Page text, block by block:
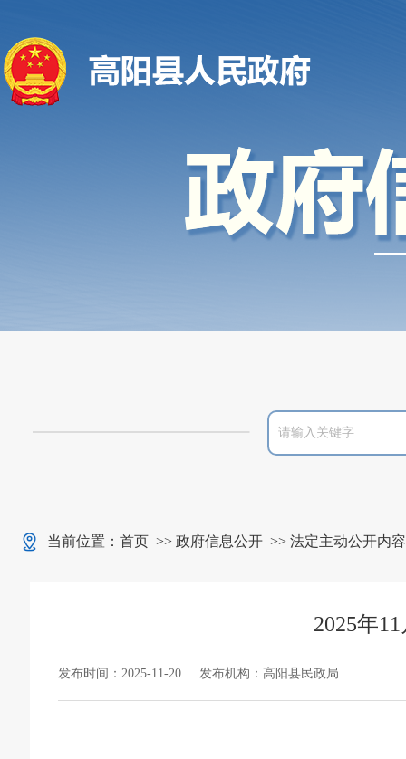
当前位置： 首页 >> 政府信息公开 >> 法定主动公开内容
2025年
发布时间：2025-11-20 发布机构：高阳县民政局